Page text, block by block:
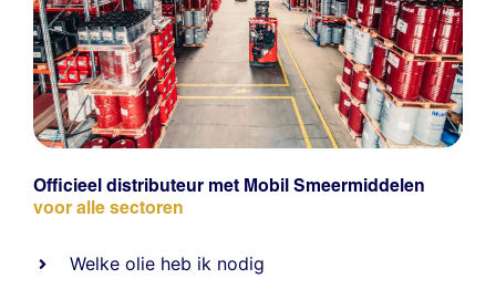
Officieel distributeur met Mobil Smeermiddelen
voor alle sectoren
Welke olie heb ik nodig